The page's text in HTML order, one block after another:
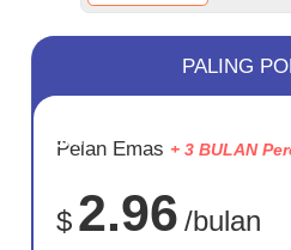
JIMAT
75%
PALING
Pelan Emas + 3 BULAN
$ 2.96 /bulan